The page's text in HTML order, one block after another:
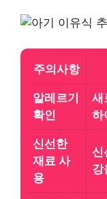
주의사항
알레르기
확인
새
하
신선한
재료 사
용
신
강